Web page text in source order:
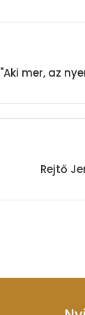
"Aki mer, az
Rejtő